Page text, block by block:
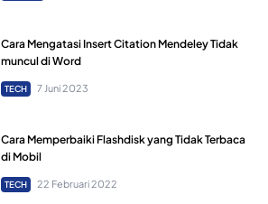
Cara Mengatasi Insert Citation Mendeley Tidak
muncul di Word
TECH 7 Juni 2023
Cara Memperbaiki Flashdisk yang Tidak Terbaca
di Mobil
TECH 22 Februari 2022